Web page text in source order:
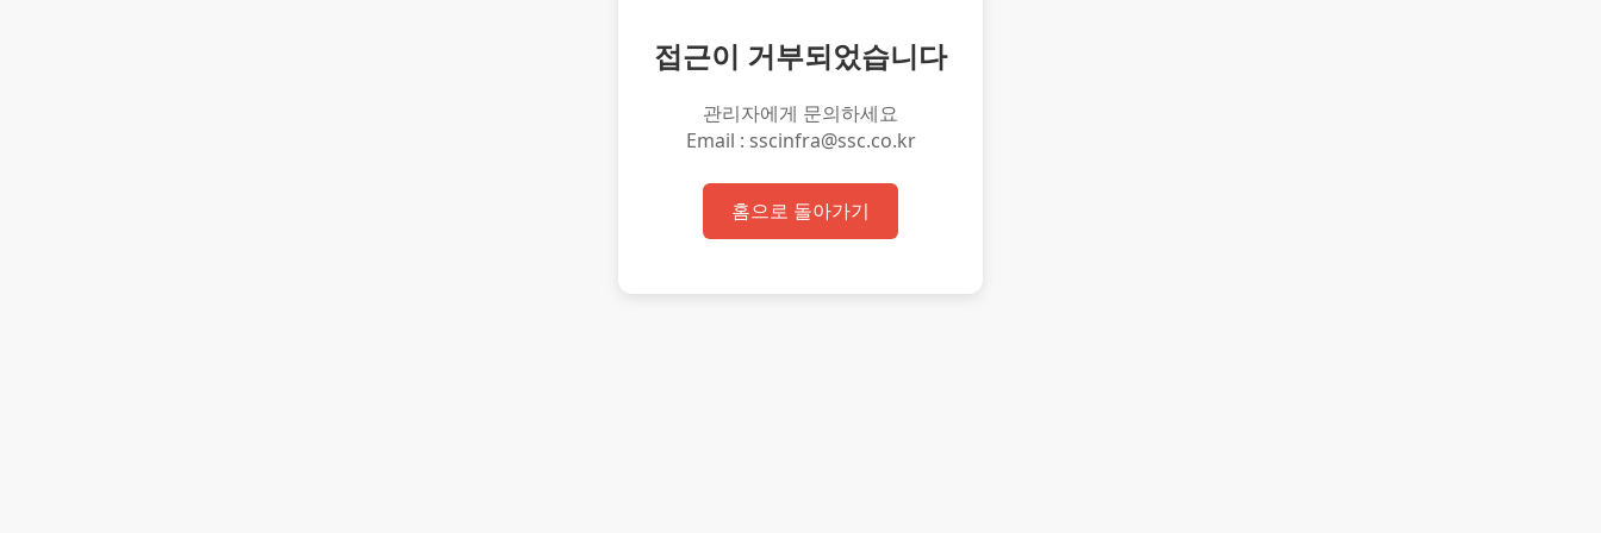
접근이 거부되었습니다
관리자에게 문의하세요
Email : sscinfra@ssc.co.kr
홈으로 돌아가기